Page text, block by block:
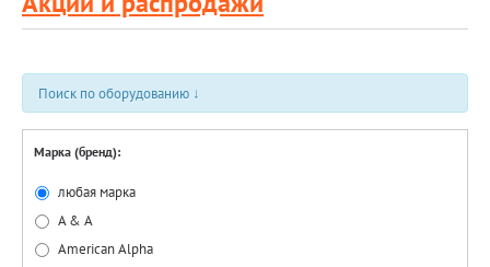
Поиск по оборудованию ↓
Марка (бренд):
любая марка
A & A
American Alpha